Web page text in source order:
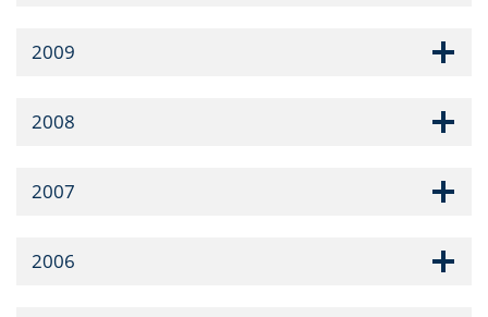
2009
2008
2007
2006